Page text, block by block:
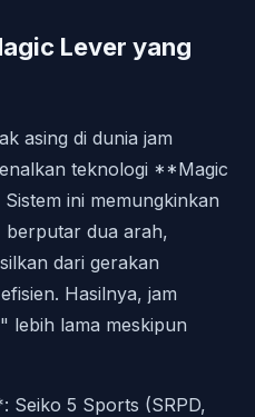
Lever yang
asing di dunia jam
teknologi **Magic
ini memungkinkan
dua arah,
dari gerakan
Hasilnya, jam
lebih lama meskipun
5 Sports (SRPD,